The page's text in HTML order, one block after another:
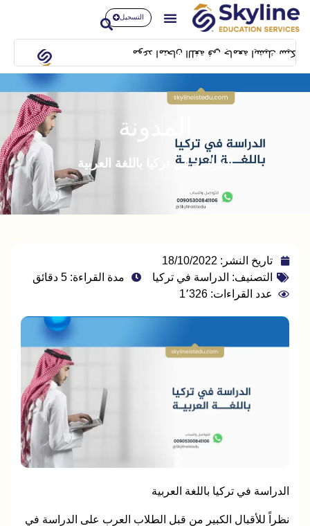
التسجيل
موعد امتحان اللغة في جامعة ايشيك سيكون بتاريخ 14/02/2024 بمبنى SFL building بشيلا
المدونة
الدراسة في تركيا باللغة العربية
تاريخ النشر: 18/10/2022
التصنيف: الدراسة في تركيا
مدة القراءة: 5 دقائق
عدد القراءات: 1٬326
الدراسة في تركيا باللغة العربية
نظراً للأقبال الكبير من قبل الطلاب العرب على الدراسة في